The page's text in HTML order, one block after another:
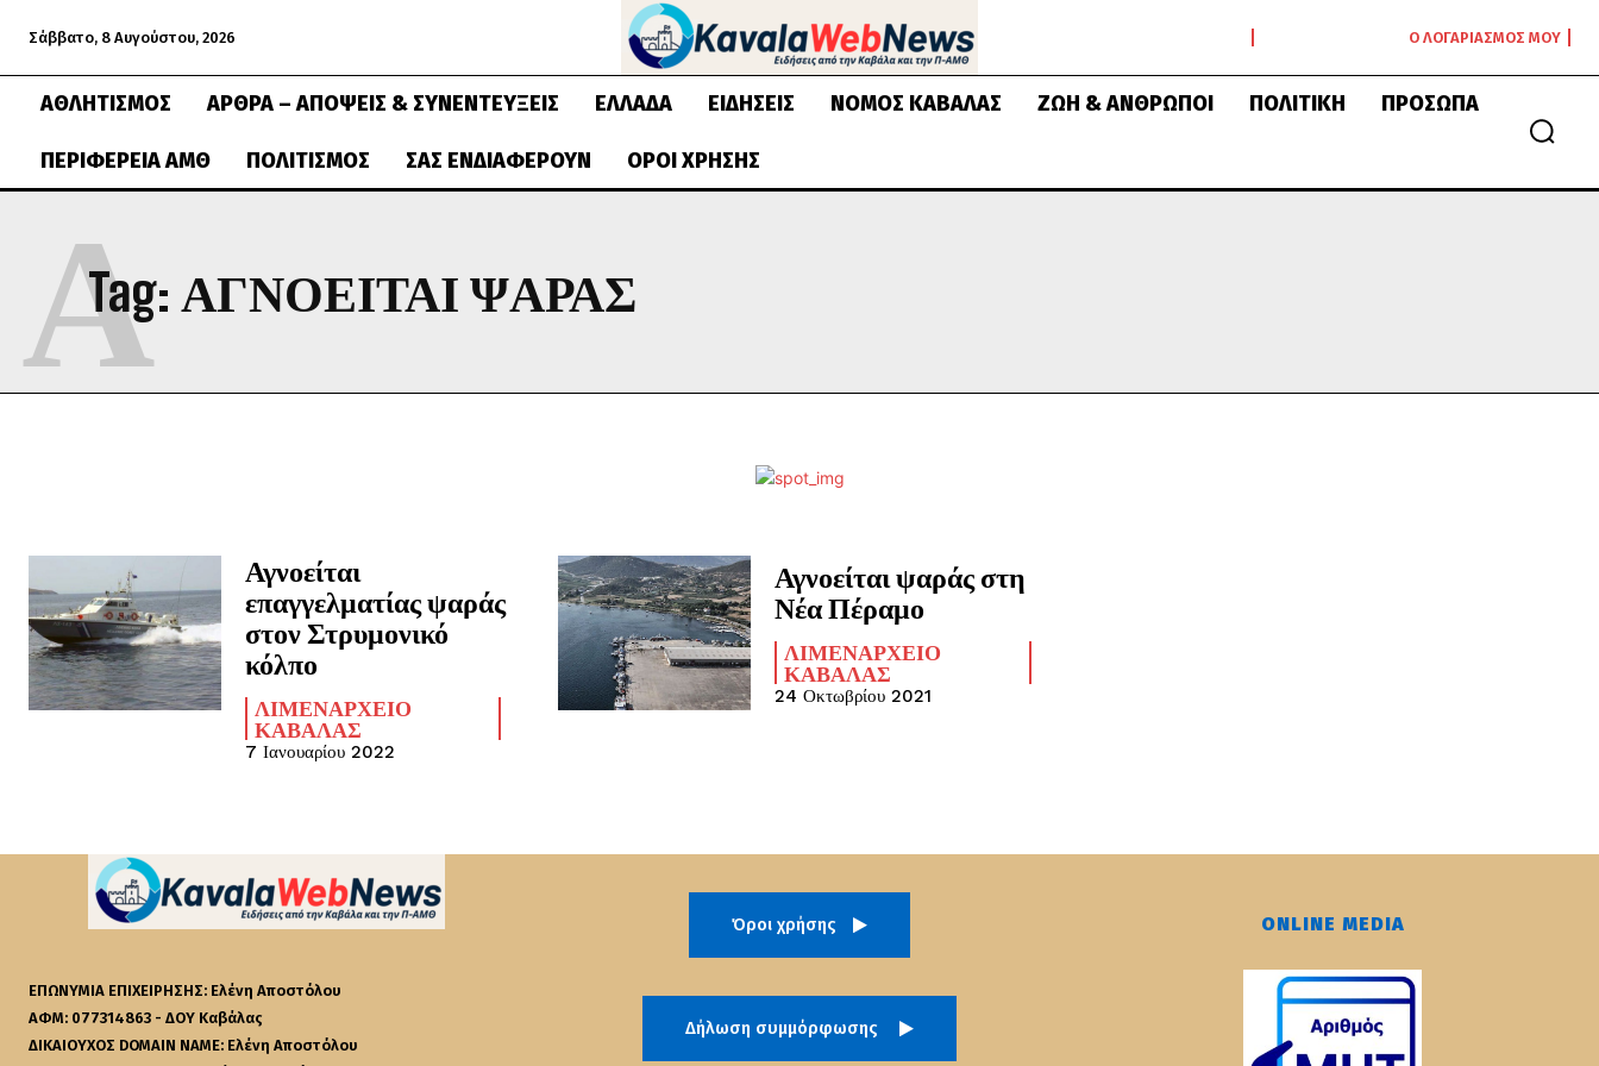
Σάββατο, 8 Αυγούστου, 2026 Ο ΛΟΓΑΡΙΑΣΜΌΣ ΜΟΥ
ΑΘΛΗΤΙΣΜΌΣ ΆΡΘΡΑ – ΑΠΌΨΕΙΣ & ΣΥΝΕΝΤΕΎΞΕΙΣ ΕΛΛΆΔΑ ΕΙΔΉΣΕΙΣ ΝΟΜΌΣ ΚΑΒΆΛΑΣ ΖΩΉ & ΆΝΘΡΩΠΟΙ ΠΟΛΙΤΙΚΉ ΠΡΌΣΩΠΑ
ΠΕΡΙΦΈΡΕΙΑ ΑΜΘ ΠΟΛΙΤΙΣΜΌΣ ΣΑΣ ΕΝΔΙΑΦΈΡΟΥΝ ΌΡΟΙ ΧΡΉΣΗΣ
Tag: ΑΓΝΟΕΙΤΑΙ ΨΑΡΑΣ
Α
Αγνοείται
επαγγελματίας ψαράς
στον Στρυμονικό
κόλπο
ΛΙΜΕΝΑΡΧΕΊΟ
ΚΑΒΆΛΑΣ
7 Ιανουαρίου 2022
Αγνοείται ψαράς στη
Νέα Πέραμο
ΛΙΜΕΝΑΡΧΕΊΟ
ΚΑΒΆΛΑΣ
24 Οκτωβρίου 2021
ΕΠΩΝΥΜΙΑ ΕΠΙΧΕΙΡΗΣΗΣ: Ελένη Αποστόλου
ΑΦΜ: 077314863 - ΔΟΥ Καβάλας
ΔΙΚΑΙΟΥΧΟΣ DOMAIN NAME: Ελένη Αποστόλου
Όροι χρήσης
Δήλωση συμμόρφωσης
ONLINE MEDIA